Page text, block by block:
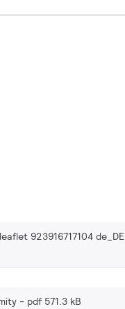
923916717104 de_DE
pdf 571.3 kB